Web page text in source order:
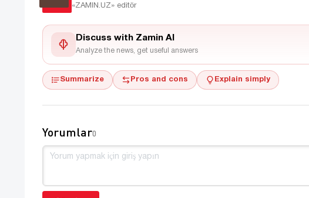
«ZAMIN.UZ» editör
Discuss with Zamin AI
Analyze the news, get useful answers
Summarize Pros and cons Explain simply
Yorumlar0